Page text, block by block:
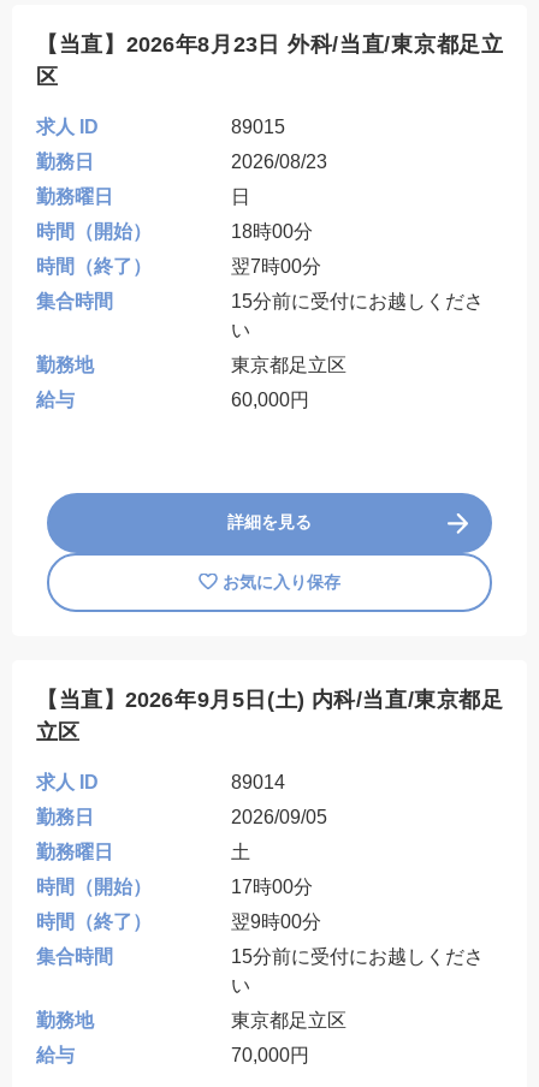
【当直】2026年8月23日 外科/当直/東京都足立
区
求人 ID
89015
勤務日
2026/08/23
勤務曜日
日
時間（開始）
18時00分
時間（終了）
翌7時00分
集合時間
15分前に受付にお越しくださ
い
勤務地
東京都足立区
給与
60,000円
詳細を見る
お気に入り保存
【当直】2026年9月5日(土) 内科/当直/東京都足
立区
求人 ID
89014
勤務日
2026/09/05
勤務曜日
土
時間（開始）
17時00分
時間（終了）
翌9時00分
集合時間
15分前に受付にお越しくださ
い
勤務地
東京都足立区
給与
70,000円